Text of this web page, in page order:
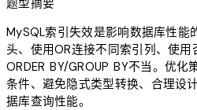
MySQL索引失效是影响数据库性能
头、使用OR连接不同索引列、使用
ORDER BY/GROUP BY不当。优
条件、避免隐式类型转换、合理设
据库查询性能。